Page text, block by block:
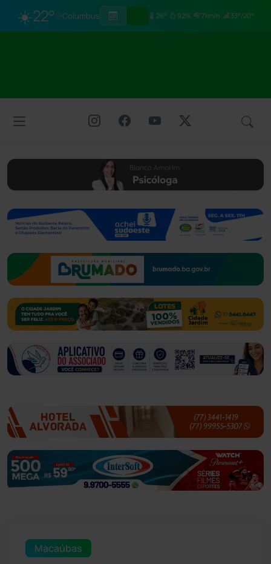
☀️22° Columbus 26° 92% 7km/h 33°/20°
Macaúbas